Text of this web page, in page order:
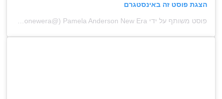
הצגת פוסט זה באינסטגרם
פוסט משותף על ידי ‏‎Pamela Anderson New Era‎‏ (@‏‎pamelaandersonewera‎‏)